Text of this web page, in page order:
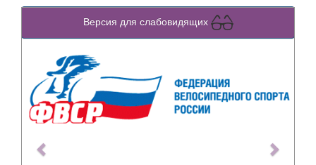
Версия для слабовидящих
Previous